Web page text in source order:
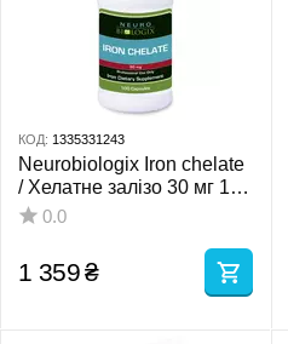
КОД: 1335331243
Neurobiologix Iron chelate
/ Хелатне залізо 30 мг 100
капсул
0.0
1 359₴